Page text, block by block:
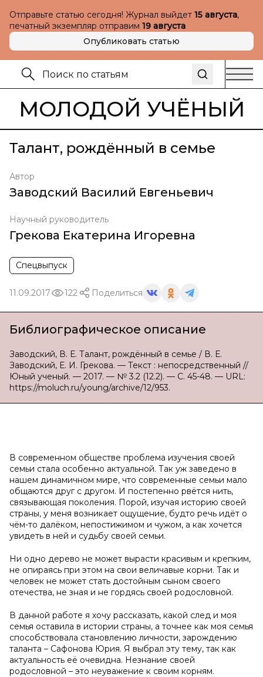
Отправьте статью сегодня! Журнал выйдет 15 августа,
печатный экземпляр отправим 19 августа
Опубликовать статью
МОЛОДОЙ УЧЁНЫЙ
Талант, рождённый в семье
Автор
Заводский Василий Евгеньевич
Научный руководитель
Грекова Екатерина Игоревна
Спецвыпуск
11.09.2017 122 Поделиться
Библиографическое описание
Заводский, В. Е. Талант, рождённый в семье / В. Е.
Заводский, Е. И. Грекова. — Текст : непосредственный //
Юный ученый. — 2017. — № 3.2 (12.2). — С. 45-48. — URL:
https://moluch.ru/young/archive/12/953.
В современном обществе проблема изучения своей
семьи стала особенно актуальной. Так уж заведено в
нашем динамичном мире, что современные семьи мало
общаются друг с другом. И постепенно рвётся нить,
связывающая поколения. Порой, изучая историю своей
страны, у меня возникает ощущение, будто речь идёт о
чём-то далёком, непостижимом и чужом, а как хочется
увидеть в ней и судьбу своей семьи.
Ни одно дерево не может вырасти красивым и крепким,
не опираясь при этом на свои величавые корни. Так и
человек не может стать достойным сыном своего
отечества, не зная и не гордясь своей родословной.
В данной работе я хочу рассказать, какой след и моя
семья оставила в истории страны, а точнее как моя семья
способствовала становлению личности, зарождению
таланта – Сафонова Юрия. Я выбрал эту тему, так как
актуальность её очевидна. Незнание своей
родословной – это неуважение к своим корням.